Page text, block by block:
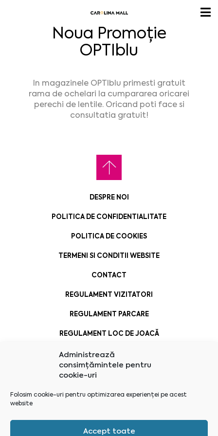
Administrează
consimțămintele pentru
cookie-uri
Folosim cookie-uri pentru optimizarea experienței pe acest
website
Accept toate
Noua Promoție
OPTIblu
In magazinele OPTIblu primesti gratuit
rama de ochelari la cumpararea oricarei
perechi de lentile. Oricand poti face si
consultatia gratuit!
DESPRE NOI
POLITICA DE CONFIDENTIALITATE
POLITICA DE COOKIES
TERMENI SI CONDITII WEBSITE
CONTACT
REGULAMENT VIZITATORI
REGULAMENT PARCARE
REGULAMENT LOC DE JOACĂ